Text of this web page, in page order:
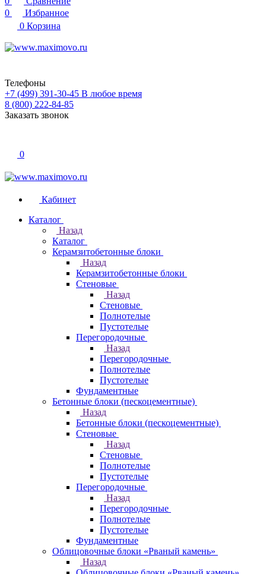
0
Избранное
0 Корзина
Телефоны
+7 (499) 391-30-45 В любое время
8 (800) 222-84-85
Заказать звонок
0
Кабинет
Каталог
Назад
Каталог
Керамзитобетонные блоки
Назад
Керамзитобетонные блоки
Стеновые
Назад
Стеновые
Полнотелые
Пустотелые
Перегородочные
Назад
Перегородочные
Полнотелые
Пустотелые
Фундаментные
Бетонные блоки (пескоцементные)
Назад
Бетонные блоки (пескоцементные)
Стеновые
Назад
Стеновые
Полнотелые
Пустотелые
Перегородочные
Назад
Перегородочные
Полнотелые
Пустотелые
Фундаментные
Облицовочные блоки «Рваный камень»
Назад